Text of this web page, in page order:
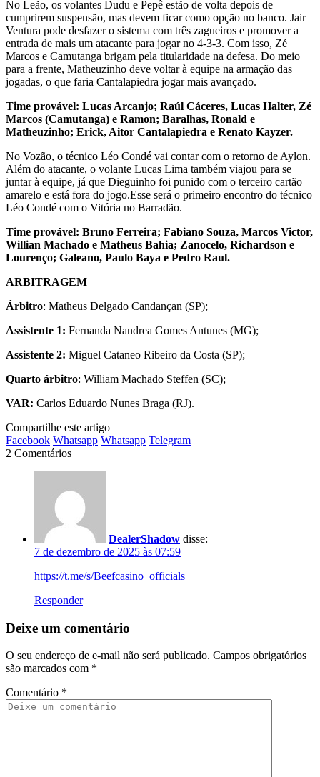
No Leão, os volantes Dudu e Pepê estão de volta depois de
cumprirem suspensão, mas devem ficar como opção no banco. Jair
Ventura pode desfazer o sistema com três zagueiros e promover a
entrada de mais um atacante para jogar no 4-3-3. Com isso, Zé
Marcos e Camutanga brigam pela titularidade na defesa. Do meio
para a frente, Matheuzinho deve voltar à equipe na armação das
jogadas, o que faria Cantalapiedra jogar mais avançado.
Time provável: Lucas Arcanjo; Raúl Cáceres, Lucas Halter, Zé
Marcos (Camutanga) e Ramon; Baralhas, Ronald e
Matheuzinho; Erick, Aitor Cantalapiedra e Renato Kayzer.
No Vozão, o técnico Léo Condé vai contar com o retorno de Aylon.
Além do atacante, o volante Lucas Lima também viajou para se
juntar à equipe, já que Dieguinho foi punido com o terceiro cartão
amarelo e está fora do jogo.Esse será o primeiro encontro do técnico
Léo Condé com o Vitória no Barradão.
Time provável: Bruno Ferreira; Fabiano Souza, Marcos Victor,
Willian Machado e Matheus Bahia; Zanocelo, Richardson e
Lourenço; Galeano, Paulo Baya e Pedro Raul.
ARBITRAGEM
Árbitro: Matheus Delgado Candançan (SP);
Assistente 1: Fernanda Nandrea Gomes Antunes (MG);
Assistente 2: Miguel Cataneo Ribeiro da Costa (SP);
Quarto árbitro: William Machado Steffen (SC);
VAR: Carlos Eduardo Nunes Braga (RJ).
Compartilhe este artigo
Facebook Whatsapp Whatsapp Telegram
2 Comentários
DealerShadow disse:
7 de dezembro de 2025 às 07:59
https://t.me/s/Beefcasino_officials
Responder
Deixe um comentário
O seu endereço de e-mail não será publicado. Campos obrigatórios
são marcados com *
Comentário *